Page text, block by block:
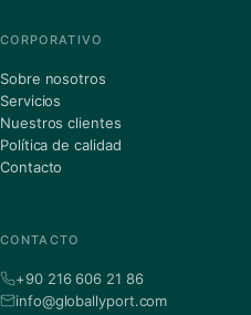
CORPORATIVO
Sobre nosotros
Servicios
Nuestros clientes
Política de calidad
Contacto
CONTACTO
+90 216 606 21 86
info@globallyport.com